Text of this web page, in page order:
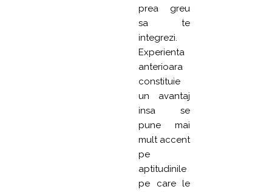
prea greu
sa te
integrezi.
Experienta
anterioara
constituie
un avantaj
insa se
pune mai
mult accent
pe
aptitudinile
pe care le